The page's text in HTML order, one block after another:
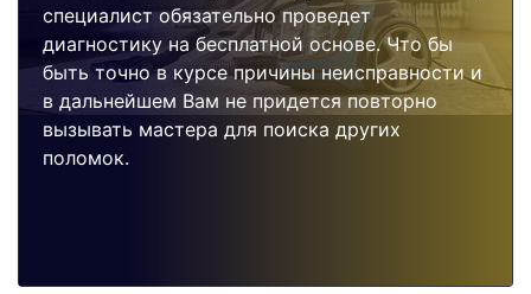
специалист обязательно проведет
диагностику на бесплатной основе. Что бы
быть точно в курсе причины неисправности и
в дальнейшем Вам не придется повторно
вызывать мастера для поиска других
поломок.